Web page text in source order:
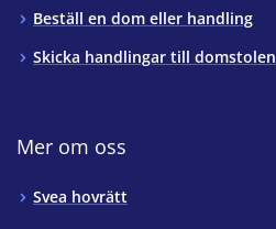
Beställ en dom eller handling
Skicka handlingar till domstolen
Mer om oss
Svea hovrätt